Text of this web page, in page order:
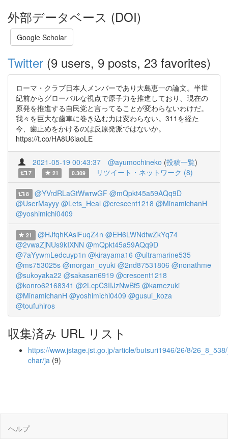
外部データベース (DOI)
Google Scholar
Twitter (9 users, 9 posts, 23 favorites)
ローマ・クラブ日本人メンバーであり大島恵一の論文。半世
紀前からグローバルな視点で原子力を推進しており、現在の
原発を推進する自民党と言ってることが変わらないわけだ。
我々を巨大な歯車に巻き込む力は変わらない。311を経た
今、歯止めをかけるのは反原発派ではないか。
https://t.co/HA8U6iaoLE
2021-05-19 00:43:37 @ayumochineko (投稿一覧)
7 21 0.309 リツイート・ネットワーク (8)
8 @YVrdRLaGtWwrwGF @mQpkt45a59AQq9D
@UserMayyy @Lets_Heal @crescent1218 @MinamichanH
@yoshimichi0409
21 @HJfqhKAslFuqZ4n @EH6LWNdtwZkYq74
@2vwaZjNUs9kIXNN @mQpkt45a59AQq9D
@7aYywmLedcuyp1n @kirayama16 @ultramarine535
@ms753025s @morgan_oyuki @2nd87531806 @nonathme
@sukoyaka22 @sakasan6919 @crescent1218
@konro62168341 @2LcpC3IIJzNwBf5 @kamezuki
@MinamichanH @yoshimichi0409 @gusui_koza
@toufuhiros
収集済み URL リスト
https://www.jstage.jst.go.jp/article/butsuri1946/26/8/
char/ja (9)
ヘルプ